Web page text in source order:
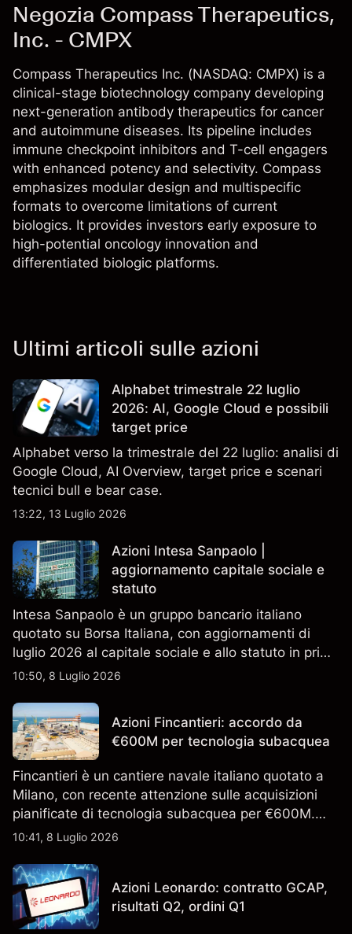
Negozia Compass Therapeutics,
Inc. - CMPX
Compass Therapeutics Inc. (NASDAQ: CMPX) is a
clinical-stage biotechnology company developing
next-generation antibody therapeutics for cancer
and autoimmune diseases. Its pipeline includes
immune checkpoint inhibitors and T-cell engagers
with enhanced potency and selectivity. Compass
emphasizes modular design and multispecific
formats to overcome limitations of current
biologics. It provides investors early exposure to
high-potential oncology innovation and
differentiated biologic platforms.
Ultimi articoli sulle azioni
Alphabet trimestrale 22 luglio
2026: AI, Google Cloud e possibili
target price
Alphabet verso la trimestrale del 22 luglio: analisi di
Google Cloud, AI Overview, target price e scenari
tecnici bull e bear case.
13:22, 13 Luglio 2026
Azioni Intesa Sanpaolo |
aggiornamento capitale sociale e
statuto
Intesa Sanpaolo è un gruppo bancario italiano
quotato su Borsa Italiana, con aggiornamenti di
luglio 2026 al capitale sociale e allo statuto in primo
piano. Esplora i target price ISP di terze parti e
un indicatore affidabile dei risultati futuri.
10:50, 8 Luglio 2026
Azioni Fincantieri: accordo da
€600M per tecnologia subacquea
Fincantieri è un cantiere navale italiano quotato a
Milano, con recente attenzione sulle acquisizioni
pianificate di tecnologia subacquea per €600M.
Scopri i target di prezzo FCT di terze parti e l'analisi
indicatore affidabile dei risultati futuri.
10:41, 8 Luglio 2026
Azioni Leonardo: contratto GCAP,
risultati Q2, ordini Q1